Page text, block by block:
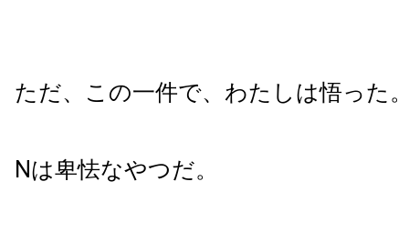
ただ、この一件で、わたしは悟った
Nは卑怯なやつだ。